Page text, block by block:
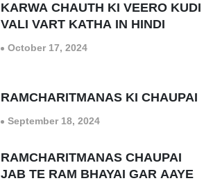
KARWA CHAUTH KI VEERO KUDI
VALI VART KATHA IN HINDI
October 17, 2024
RAMCHARITMANAS KI CHAUPAI
September 18, 2024
RAMCHARITMANAS CHAUPAI
JAB TE RAM BHAYAI GAR AAYE